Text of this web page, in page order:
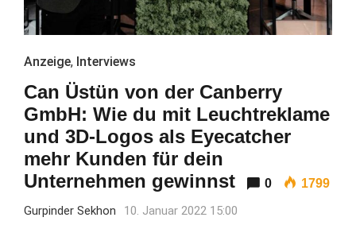
Anzeige, Interviews
Can Üstün von der Canberry
GmbH: Wie du mit Leuchtreklame
und 3D-Logos als Eyecatcher
mehr Kunden für dein
Unternehmen gewinnst
0 1799
Gurpinder Sekhon 10. Januar 2022 15:00